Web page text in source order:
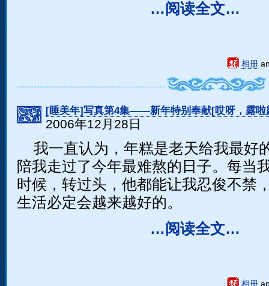
…阅读全文…
相册
[睡美年]写真第4集――新年特别奉献[哎呀，露啦
2006年12月28日
我一直认为，年糕是老天给我最好
陪我走过了今年最难熬的日子。每当
时候，转过头，他都能让我忍俊不禁
生活必定会越来越好的。
…阅读全文…
相册